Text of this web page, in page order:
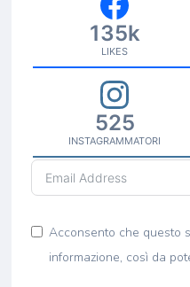
135k
LIKES
525
INSTAGRAMMATORI
Acconsento che questo
informazione, così da